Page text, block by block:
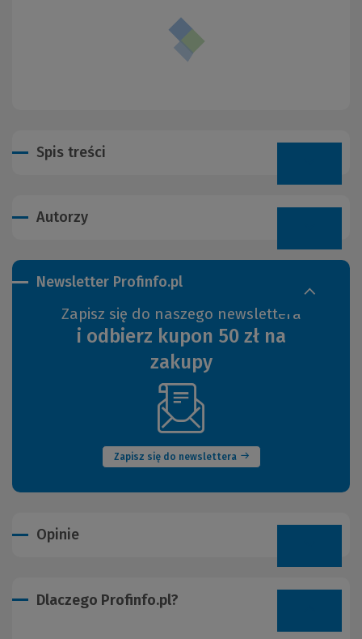
Spis treści
Autorzy
Newsletter Profinfo.pl
Zapisz się do naszego newslettera
i odbierz kupon 50 zł na
zakupy
Zapisz się do newslettera
(Nowe
okno)
Opinie
Dlaczego Profinfo.pl?